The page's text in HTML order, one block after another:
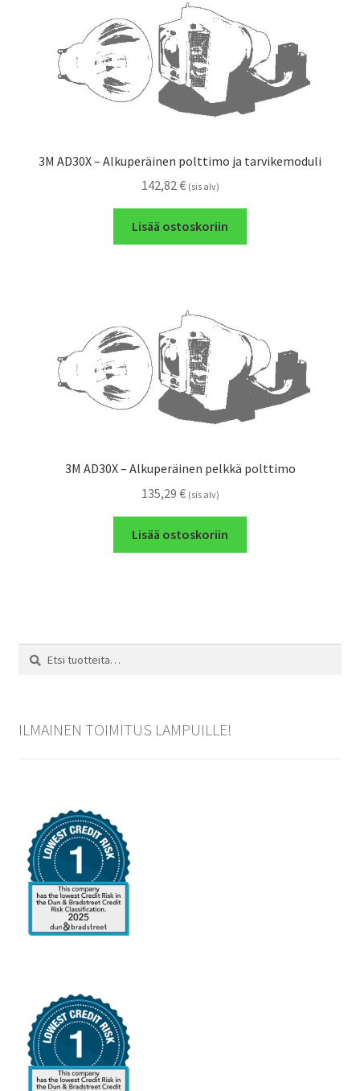
3M AD30X – Alkuperäinen polttimo ja tarvikemoduli
142,82€ (sis alv)
Lisää ostoskoriin
3M AD30X – Alkuperäinen pelkkä polttimo
135,29 € (sis alv)
Lisää ostoskoriin
Etsi:
Haku
ILMAINEN TOIMITUS LAMPUILLE!